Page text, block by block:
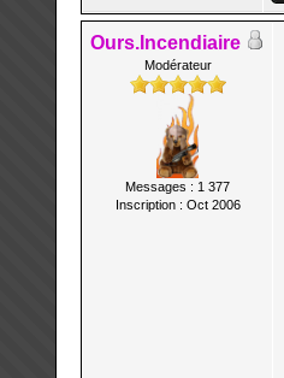
Ours.Incendiaire
Modérateur
Messages : 1 377
Inscription : Oct 2006